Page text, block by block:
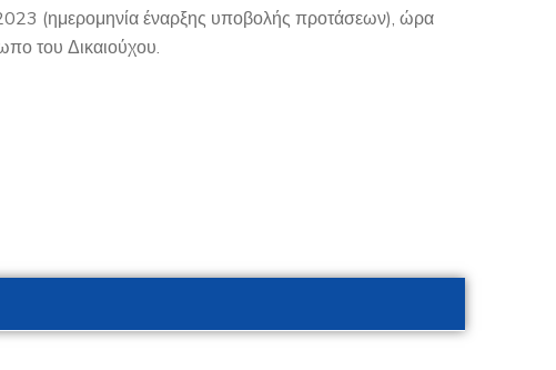
(ημερομηνία έναρξης υποβολής προτάσεων), ώρα
του Δικαιούχου.